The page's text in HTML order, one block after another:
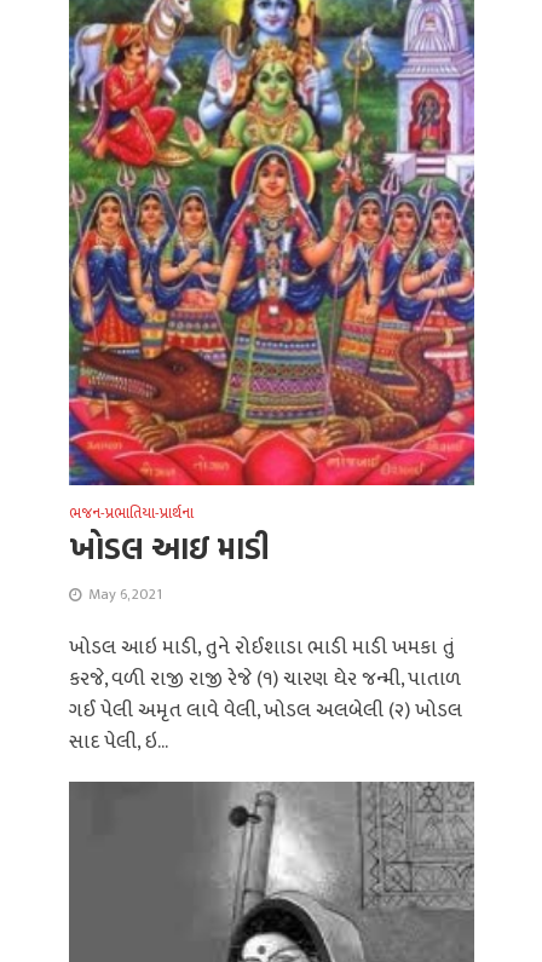
ભજન-પ્રભાતિયા-પ્રાર્થના
ખોડલ આઇ માડી
May 6, 2021
ખોડલ આઇ માડી, તુને રોઈશાડા ભાડી માડી ખમકા તું
કરજે, વળી રાજી રાજી રેજે (૧) ચારણ ઘેર જન્મી, પાતાળ
ગઈ પેલી અમૃત લાવે વેલી, ખોડલ અલબેલી (૨) ખોડલ
સાદ પેલી, ઇ...